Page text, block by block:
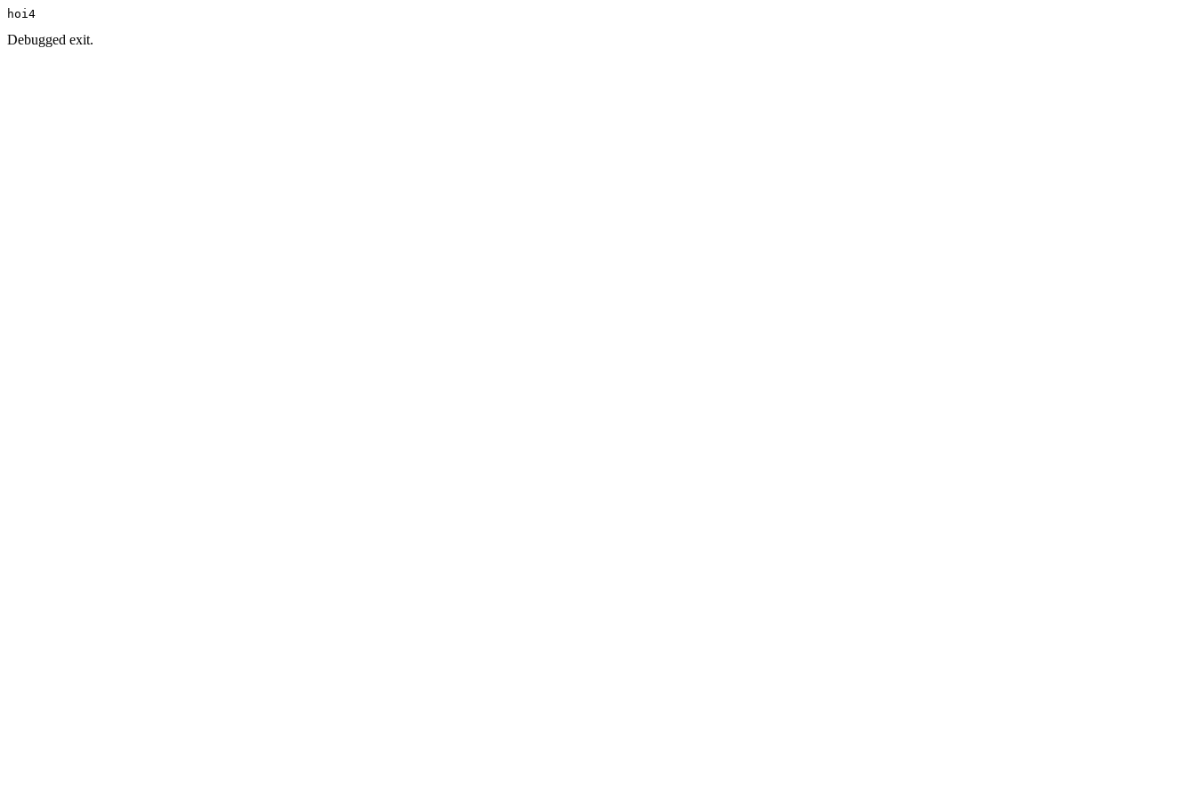
hoi4
Debugged exit.